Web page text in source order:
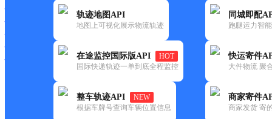
轨迹地图API
地图上可视化展示物流轨迹
在途监控国际版API
HOT
国际快递轨迹一单到底全程监控
整车轨迹API
NEW
根据车牌号查询车辆位置信息
同城即配
跑腿运力智
快运寄件
大件物流 聚
商家寄件
商家发货 寄